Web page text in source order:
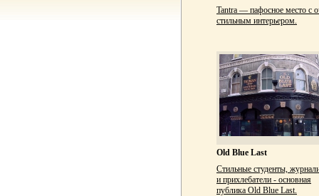
Tantra — пафосное место с
стильным интерьером.
Old Blue Last
Стильные студенты,
и прихлебатели - основная
публика Old Blue Last.